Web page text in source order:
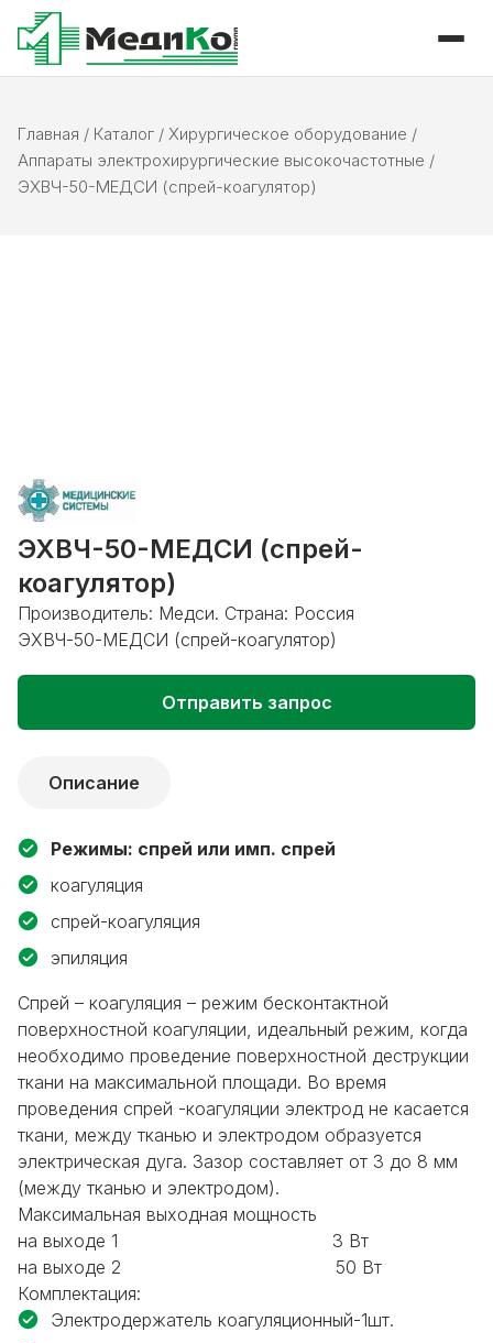
Главная / Каталог / Хирургическое оборудование /
Аппараты электрохирургические высокочастотные /
ЭХВЧ-50-МЕДСИ (спрей-коагулятор)
ЭХВЧ-50-МЕДСИ (спрей-
коагулятор)
Производитель: Медси. Страна: Россия
ЭХВЧ-50-МЕДСИ (спрей-коагулятор)
Отправить запрос
Описание
Режимы: спрей или имп. спрей
коагуляция
спрей-коагуляция
эпиляция
Спрей – коагуляция – режим бесконтактной
поверхностной коагуляции, идеальный режим, когда
необходимо проведение поверхностной деструкции
ткани на максимальной площади. Во время
проведения спрей -коагуляции электрод не касается
ткани, между тканью и электродом образуется
электрическая дуга. Зазор составляет от 3 до 8 мм
(между тканью и электродом).
Максимальная выходная мощность
на выходе 1 3 Вт
на выходе 2 50 Вт
Комплектация:
Электродержатель коагуляционный-1шт.